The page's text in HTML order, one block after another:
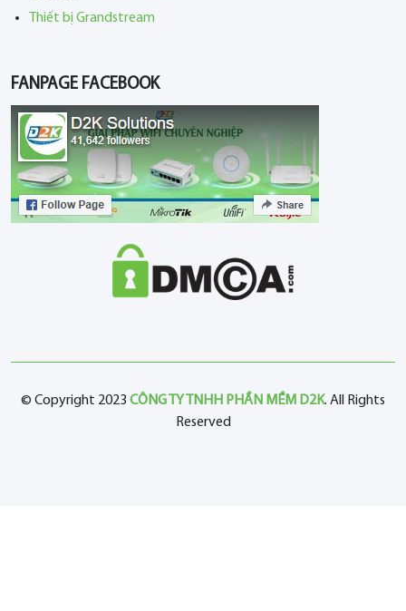
Thiết bị Grandstream
FANPAGE FACEBOOK
© Copyright 2023 CÔNG TY TNHH PHẦN MỀM D2K. All Rights
Reserved